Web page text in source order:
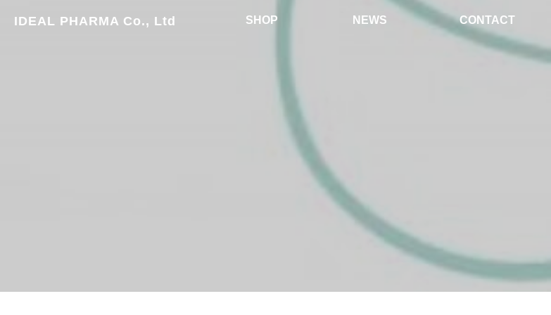
IDEAL PHARMA Co., Ltd SHOP NEWS CONTACT